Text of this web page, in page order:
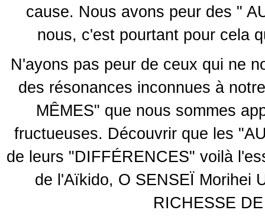
cause. Nous avons peur des "
nous, c'est pourtant pour cela
N'ayons pas peur de ceux qui ne
des résonances inconnues à
MÊMES" que nous sommes
fructueuses. Découvrir que les
de leurs "DIFFÉRENCES" voilà
de l'Aïkido, O SENSEÏ Morihei
RICHESSE